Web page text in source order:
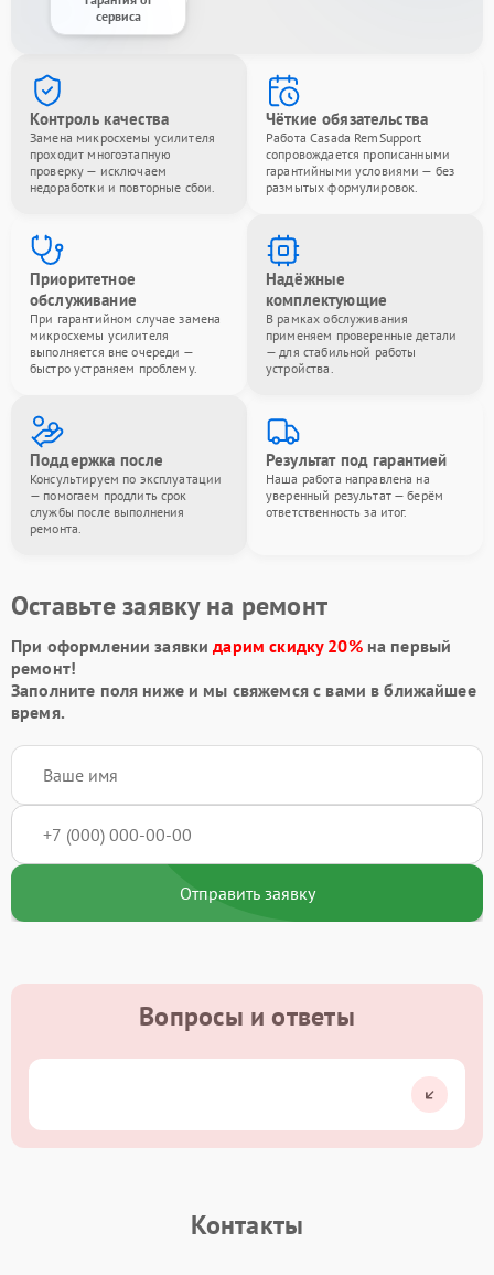
сервиса
Контроль качества
Замена микросхемы усилителя
проходит многоэтапную
проверку — исключаем
недоработки и повторные сбои.
Чёткие обязательства
Работа Casada RemSupport
сопровождается прописанными
гарантийными условиями — без
размытых формулировок.
Приоритетное
обслуживание
При гарантийном случае замена
микросхемы усилителя
выполняется вне очереди —
быстро устраняем проблему.
Надёжные
комплектующие
В рамках обслуживания
применяем проверенные детали
— для стабильной работы
устройства.
Поддержка после
Консультируем по эксплуатации
— помогаем продлить срок
службы после выполнения
ремонта.
Результат под гарантией
Наша работа направлена на
уверенный результат — берём
ответственность за итог.
Оставьте заявку на ремонт
При оформлении заявкидарим скидку 20%на первый
ремонт!
Заполните поля ниже и мы свяжемся с вами в ближайшее
время.
Отправить заявку
Вопросы и ответы
Контакты